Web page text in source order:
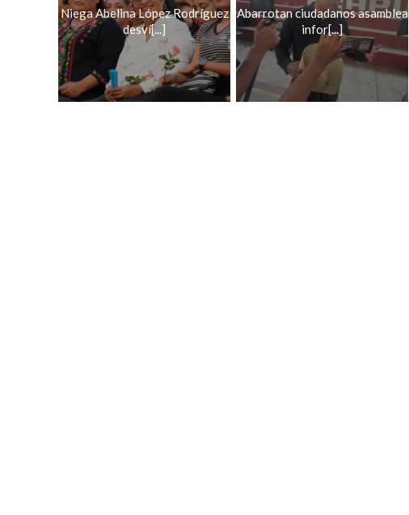
Niega Abelina López Rodríguez
desví[...]
Abarrotan ciudadanos asamblea
infor[...]